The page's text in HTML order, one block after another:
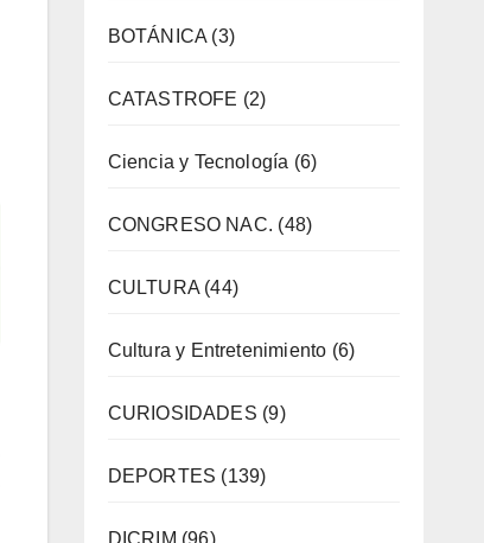
BOTÁNICA (3)
CATASTROFE (2)
Ciencia y Tecnología (6)
CONGRESO NAC. (48)
CULTURA(44)
Cultura y Entretenimiento (6)
CURIOSIDADES (9)
DEPORTES (139)
DICRIM (96)